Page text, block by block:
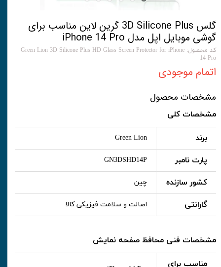
گلس 3D Silicone Plus گرین لاین مناسب برای
گوشی موبایل اپل مدل iPhone 14 Pro
کد محصول: Green Lion 3D Silicone Plus HD Glass Screen Protector for iPhone
14 Pro
اتمام موجودی
مشخصات محصول
مشخصات کلی
برند Green Lion
پارت نامبر GN3DSHD14P
کشور سازنده چین
گارانتی اصالت و سلامت فیزیکی کالا
مشخصات فنی محافظ صفحه نمایش
مناسب برای